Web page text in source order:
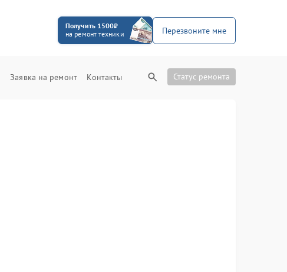
Получить 1500₽
на ремонт техники
Перезвоните мне
Заявка на ремонт Контакты Статус ремонта